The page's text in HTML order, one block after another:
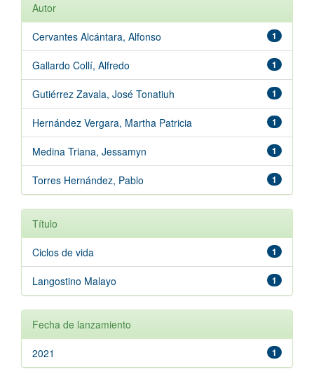
Autor
1
Cervantes Alcántara, Alfonso
1
Gallardo Collí, Alfredo
1
Gutiérrez Zavala, José Tonatiuh
1
Hernández Vergara, Martha Patricia
1
Medina Triana, Jessamyn
1
Torres Hernández, Pablo
Título
1
Ciclos de vida
1
Langostino Malayo
Fecha de lanzamiento
1
2021